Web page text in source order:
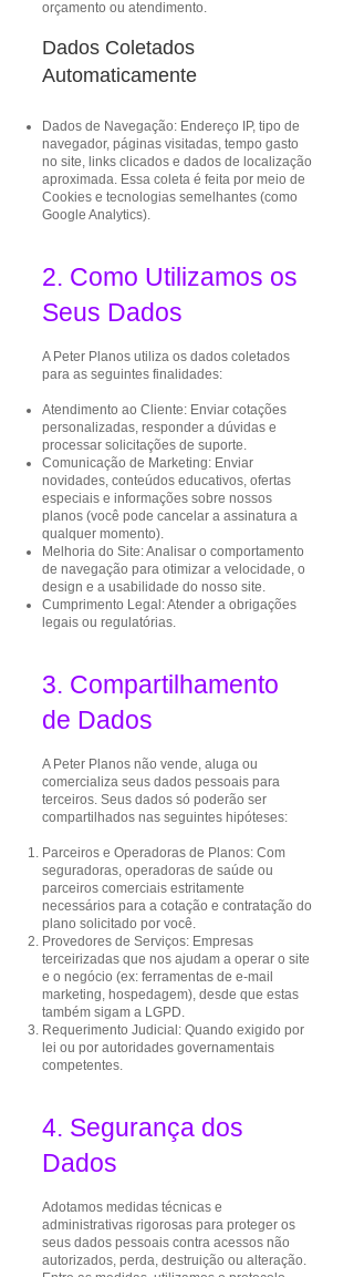
orçamento ou atendimento.
Dados Coletados
Automaticamente
Dados de Navegação: Endereço IP, tipo de
navegador, páginas visitadas, tempo gasto
no site, links clicados e dados de localização
aproximada. Essa coleta é feita por meio de
Cookies e tecnologias semelhantes (como
Google Analytics).
2. Como Utilizamos os
Seus Dados
A Peter Planos utiliza os dados coletados
para as seguintes finalidades:
Atendimento ao Cliente: Enviar cotações
personalizadas, responder a dúvidas e
processar solicitações de suporte.
Comunicação de Marketing: Enviar
novidades, conteúdos educativos, ofertas
especiais e informações sobre nossos
planos (você pode cancelar a assinatura a
qualquer momento).
Melhoria do Site: Analisar o comportamento
de navegação para otimizar a velocidade, o
design e a usabilidade do nosso site.
Cumprimento Legal: Atender a obrigações
legais ou regulatórias.
3. Compartilhamento
de Dados
A Peter Planos não vende, aluga ou
comercializa seus dados pessoais para
terceiros. Seus dados só poderão ser
compartilhados nas seguintes hipóteses:
Parceiros e Operadoras de Planos: Com
seguradoras, operadoras de saúde ou
parceiros comerciais estritamente
necessários para a cotação e contratação do
plano solicitado por você.
Provedores de Serviços: Empresas
terceirizadas que nos ajudam a operar o site
e o negócio (ex: ferramentas de e-mail
marketing, hospedagem), desde que estas
também sigam a LGPD.
Requerimento Judicial: Quando exigido por
lei ou por autoridades governamentais
competentes.
4. Segurança dos
Dados
Adotamos medidas técnicas e
administrativas rigorosas para proteger os
seus dados pessoais contra acessos não
autorizados, perda, destruição ou alteração.